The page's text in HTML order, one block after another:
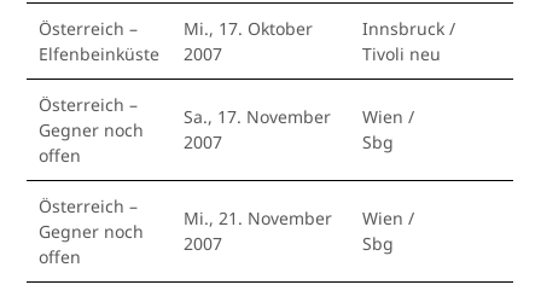
Österreich –
Elfenbeinküste
Mi., 17. Oktober
2007
Innsbruck /
Tivoli neu
Österreich –
Gegner noch
offen
Sa., 17. November
2007
Wien /
Sbg
Österreich –
Gegner noch
offen
Mi., 21. November
2007
Wien /
Sbg